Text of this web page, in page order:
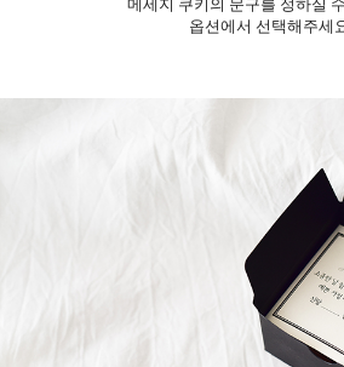
메세지 쿠키의 문구를 정하실
옵션에서 선택해주세